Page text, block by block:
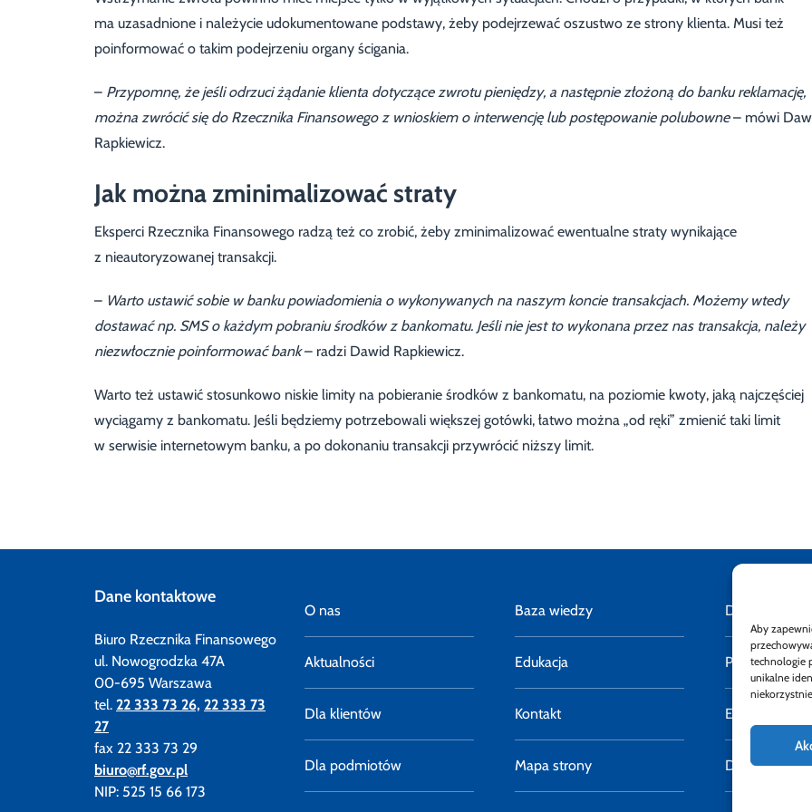
Aby
technologie
unikalne
ma uzasadnione i należycie udokumentowane podstawy, żeby podejrzewać oszustwo ze strony klienta. Musi też
poinformować o takim podejrzeniu organy ścigania.
– Przypomnę, że jeśli odrzuci żądanie klienta dotyczące zwrotu pieniędzy, a następnie złożoną do banku reklamację,
można zwrócić się do Rzecznika Finansowego z wnioskiem o interwencję lub postępowanie polubowne– mówi
Rapkiewicz.
Jak można zminimalizować straty
Eksperci Rzecznika Finansowego radzą też co zrobić, żeby zminimalizować ewentualne straty wynikające
z nieautoryzowanej transakcji.
– Warto ustawić sobie w banku powiadomienia o wykonywanych na naszym koncie transakcjach. Możemy wtedy
dostawać np. SMS o każdym pobraniu środków z bankomatu. Jeśli nie jest to wykonana przez nas transakcja, należy
niezwłocznie poinformować bank– radzi Dawid Rapkiewicz.
Warto też ustawić stosunkowo niskie limity na pobieranie środków z bankomatu, na poziomie kwoty, jaką najczęściej
wyciągamy z bankomatu. Jeśli będziemy potrzebowali większej gotówki, łatwo można „od ręki” zmienić taki limit
w serwisie internetowym banku, a po dokonaniu transakcji przywrócić niższy limit.
Dane kontaktowe
Biuro Rzecznika Finansowego
ul. Nowogrodzka 47A
00-695 Warszawa
tel. 22 333 73 26, 22 333 73
27
fax 22 333 73 29
biuro@rf.gov.pl
NIP: 525 15 66 173
O nas
Aktualności
Dla klientów
Dla podmiotów
Baza wiedzy
Edukacja
Kontakt
Mapa strony
Deklaracja
Polityka
E-faktury
Dostępność